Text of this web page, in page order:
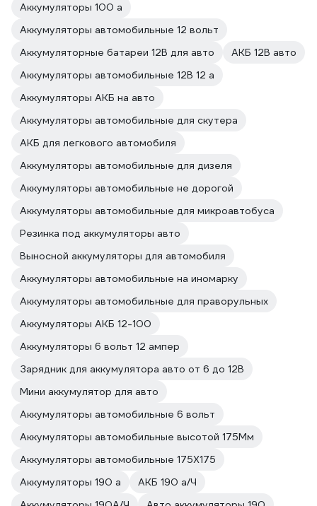
Аккумуляторы 100 а
Аккумуляторы автомобильные 12 вольт
Аккумуляторные батареи 12В для авто
АКБ 12В авто
Аккумуляторы автомобильные 12В 12 а
Аккумуляторы АКБ на авто
Аккумуляторы автомобильные для скутера
АКБ для легкового автомобиля
Аккумуляторы автомобильные для дизеля
Аккумуляторы автомобильные не дорогой
Аккумуляторы автомобильные для микроавтобуса
Резинка под аккумуляторы авто
Выносной аккумуляторы для автомобиля
Аккумуляторы автомобильные на иномарку
Аккумуляторы автомобильные для праворульных
Аккумуляторы АКБ 12-100
Аккумуляторы 6 вольт 12 ампер
Зарядник для аккумулятора авто от 6 до 12В
Мини аккумулятор для авто
Аккумуляторы автомобильные 6 вольт
Аккумуляторы автомобильные высотой 175Мм
Аккумуляторы автомобильные 175Х175
Аккумуляторы 190 а
АКБ 190 а/Ч